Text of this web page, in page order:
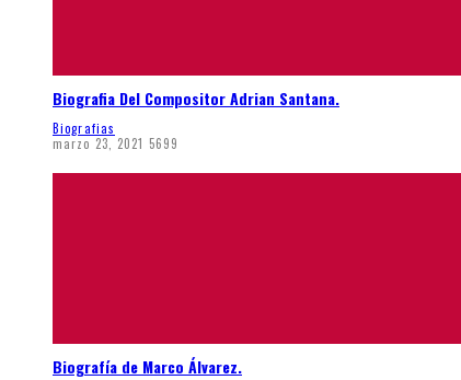
Biografia Del Compositor Adrian Santana.
Biografias
marzo 23, 2021 5699
Biografía de Marco Álvarez.